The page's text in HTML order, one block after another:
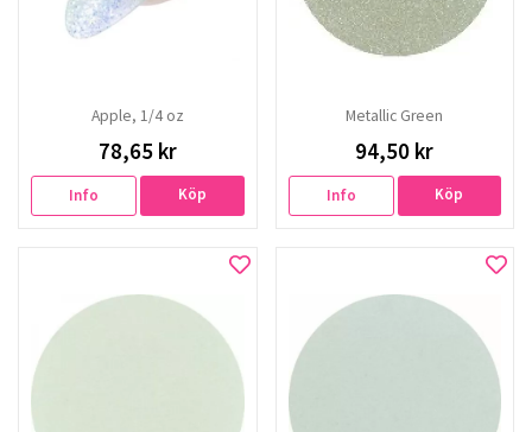
Apple, 1/4 oz
78,65 kr
Info Köp
Metallic Green
94,50 kr
Info Köp